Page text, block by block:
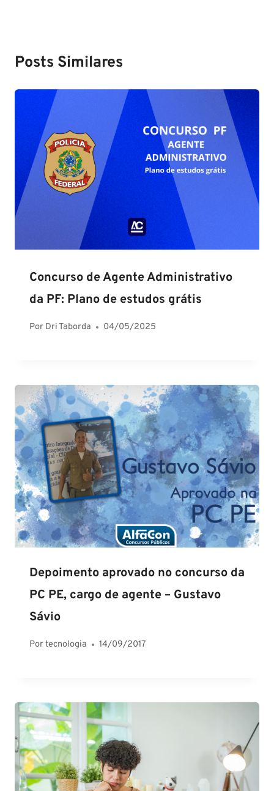
Posts Similares
Concurso de Agente Administrativo
da PF: Plano de estudos grátis
Por Dri Taborda 04/05/2025
Depoimento aprovado no concurso da
PC PE, cargo de agente – Gustavo
Sávio
Portecnologia 14/09/2017